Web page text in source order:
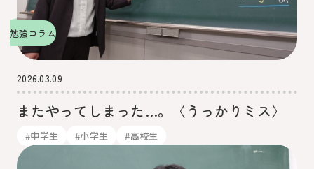
勉強コラム
2026.03.09
またやってしまった…。〈うっかりミス〉
#中学生 #小学生 #高校生